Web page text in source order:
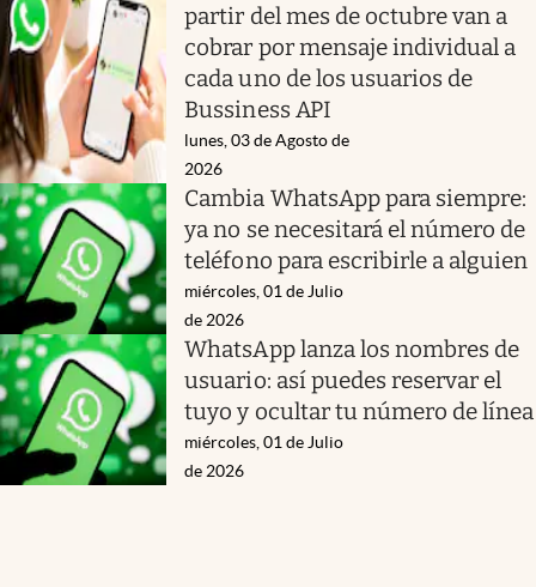
partir del mes de octubre van a
cobrar por mensaje individual a
cada uno de los usuarios de
Bussiness API
lunes, 03 de Agosto de
2026
Cambia WhatsApp para siempre:
ya no se necesitará el número de
teléfono para escribirle a alguien
miércoles, 01 de Julio
de 2026
WhatsApp lanza los nombres de
usuario: así puedes reservar el
tuyo y ocultar tu número de línea
miércoles, 01 de Julio
de 2026